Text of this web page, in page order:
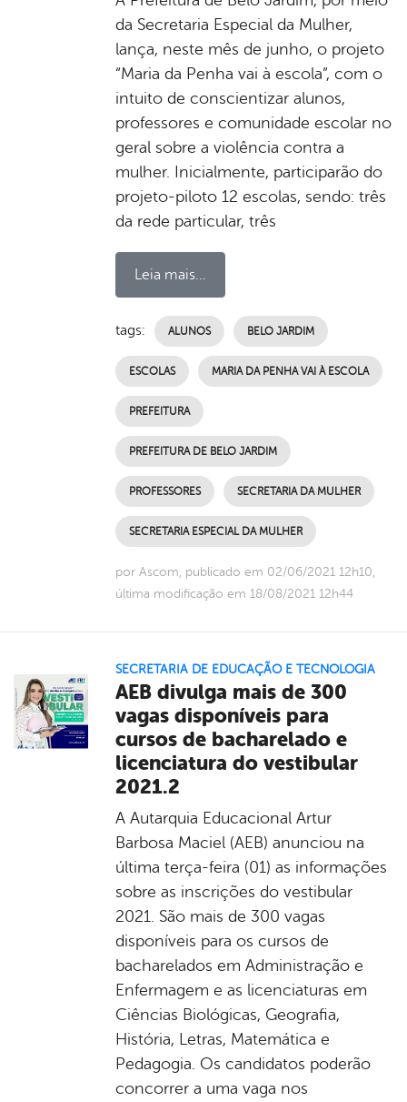
da Secretaria Especial da Mulher,
lança, neste mês de junho, o projeto
“Maria da Penha vai à escola”, com o
intuito de conscientizar alunos,
professores e comunidade escolar no
geral sobre a violência contra a
mulher. Inicialmente, participarão do
projeto-piloto 12 escolas, sendo: três
da rede particular, três
Leia mais...
tags: ALUNOS BELO JARDIM
ESCOLAS MARIA DA PENHA VAI À ESCOLA
PREFEITURA
PREFEITURA DE BELO JARDIM
PROFESSORES SECRETARIA DA MULHER
SECRETARIA ESPECIAL DA MULHER
por Ascom, publicado em 02/06/2021 12h10,
última modificação em 18/08/2021 12h44
SECRETARIA DE EDUCAÇÃO E TECNOLOGIA
AEB divulga mais de 300
vagas disponíveis para
cursos de bacharelado e
licenciatura do vestibular
2021.2
A Autarquia Educacional Artur
Barbosa Maciel (AEB) anunciou na
última terça-feira (01) as informações
sobre as inscrições do vestibular
2021. São mais de 300 vagas
disponíveis para os cursos de
bacharelados em Administração e
Enfermagem e as licenciaturas em
Ciências Biológicas, Geografia,
História, Letras, Matemática e
Pedagogia. Os candidatos poderão
concorrer a uma vaga nos